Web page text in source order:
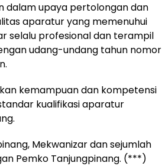
dalam upaya pertolongan dan
aparatur yang memenuhui
selalu profesional dan terampil
udang-undang tahun nomor
kemampuan dan kompetensi
kualifikasi aparatur
Mekwanizar dan sejumlah
Pemko Tanjungpinang. (***)